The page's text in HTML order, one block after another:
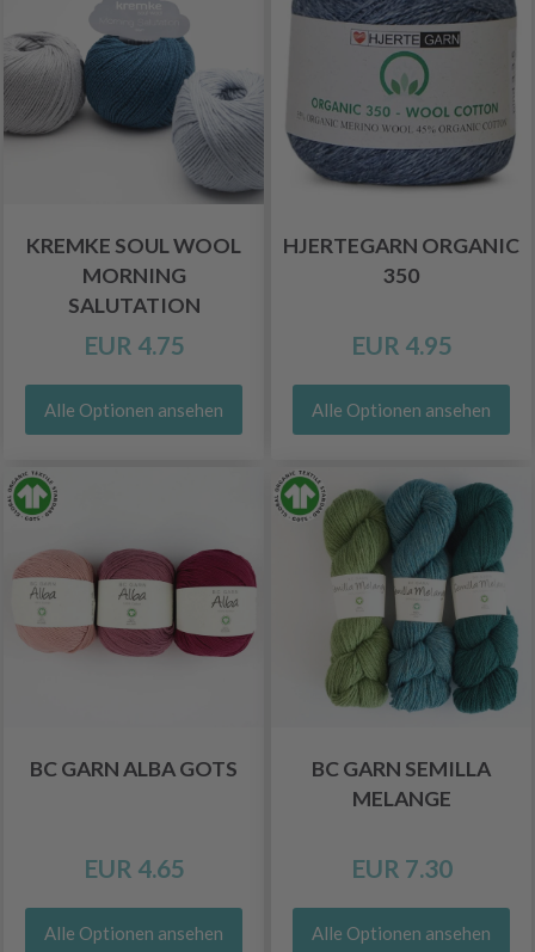
KREMKE SOUL WOOL
MORNING
SALUTATION
EUR 4.75
Alle Optionen ansehen
HJERTEGARN ORGANIC
350
EUR 4.95
Alle Optionen ansehen
BC GARN ALBA GOTS
EUR 4.65
Alle Optionen ansehen
BC GARN SEMILLA
MELANGE
EUR 7.30
Alle Optionen ansehen